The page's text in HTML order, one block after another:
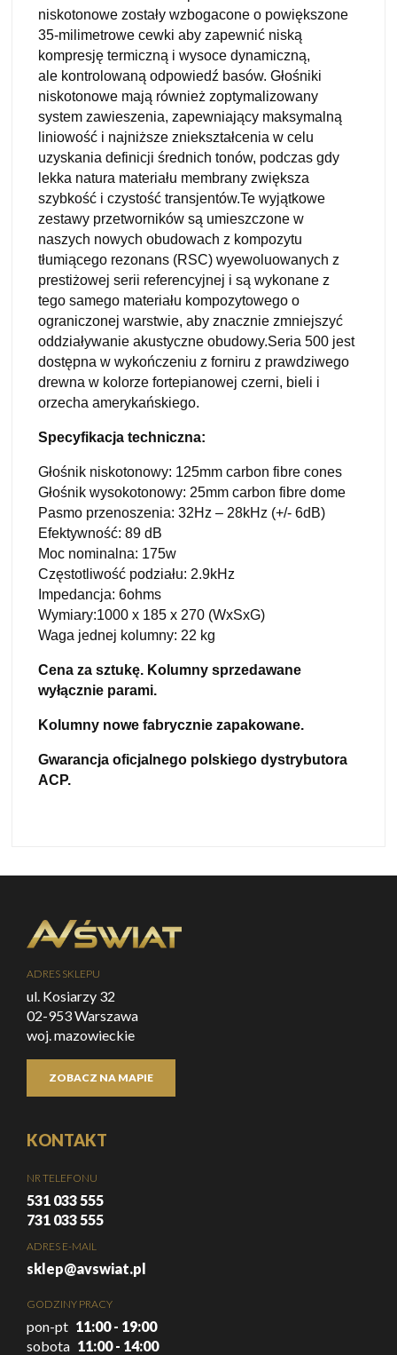
niskotonowe zostały wzbogacone o powiększone
35-milimetrowe cewki aby zapewnić niską
kompresję termiczną i wysoce dynamiczną,
ale kontrolowaną odpowiedź basów. Głośniki
niskotonowe mają również zoptymalizowany
system zawieszenia, zapewniający maksymalną
liniowość i najniższe zniekształcenia w celu
uzyskania definicji średnich tonów, podczas gdy
lekka natura materiału membrany zwiększa
szybkość i czystość transjentów.Te wyjątkowe
zestawy przetworników są umieszczone w
naszych nowych obudowach z kompozytu
tłumiącego rezonans (RSC) wyewoluowanych z
prestiżowej serii referencyjnej i są wykonane z
tego samego materiału kompozytowego o
ograniczonej warstwie, aby znacznie zmniejszyć
oddziaływanie akustyczne obudowy.Seria 500 jest
dostępna w wykończeniu z forniru z prawdziwego
drewna w kolorze fortepianowej czerni, bieli i
orzecha amerykańskiego.
Specyfikacja techniczna:
Głośnik niskotonowy: 125mm carbon fibre cones
Głośnik wysokotonowy: 25mm carbon fibre dome
Pasmo przenoszenia: 32Hz – 28kHz (+/- 6dB)
Efektywność: 89 dB
Moc nominalna: 175w
Częstotliwość podziału: 2.9kHz
Impedancja: 6ohms
Wymiary:1000 x 185 x 270 (WxSxG)
Waga jednej kolumny: 22 kg
Cena za sztukę. Kolumny sprzedawane
wyłącznie parami.
Kolumny nowe fabrycznie zapakowane.
Gwarancja oficjalnego polskiego dystrybutora
ACP.
ADRES SKLEPU
ul. Kosiarzy 32
02-953 Warszawa
woj. mazowieckie
ZOBACZ NA MAPIE
KONTAKT
NR TELEFONU
531 033 555
731 033 555
ADRES E-MAIL
sklep@avswiat.pl
GODZINY PRACY
pon-pt 11:00 - 19:00
sobota 11:00 - 14:00